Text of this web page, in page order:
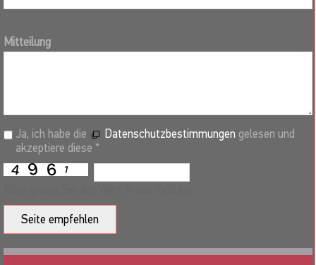
Mitteilung
Ja, ich habe die Datenschutzbestimmungen gelesen und
akzeptiere diese *
Seite empfehlen